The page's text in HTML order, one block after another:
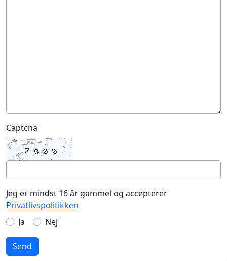
Captcha
Jeg er mindst 16 år gammel og accepterer
Privatlivspolitikken
Ja
Nej
Send